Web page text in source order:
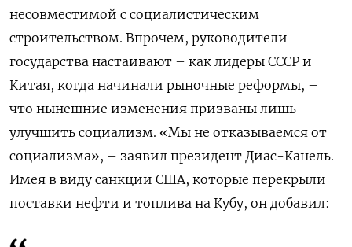
несовместимой с социалистическим
строительством. Впрочем, руководители
государства настаивают – как лидеры СССР и
Китая, когда начинали рыночные реформы, –
что нынешние изменения призваны лишь
улучшить социализм. «Мы не отказываемся от
социализма», – заявил президент Диас-Канель.
Имея в виду санкции США, которые перекрыли
поставки нефти и топлива на Кубу, он добавил: